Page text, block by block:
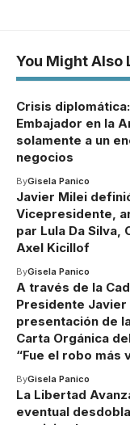
You Might Also
Crisis
Embajador en la
solamente a un
negocios
ByGisela Panico
Javier Milei
Vicepresidente,
par Lula Da Silva,
Axel Kicillof
ByGisela Panico
A través de la
Presidente Javier
presentación de
Carta Orgánica
“Fue el robo más
ByGisela Panico
La Libertad
eventual